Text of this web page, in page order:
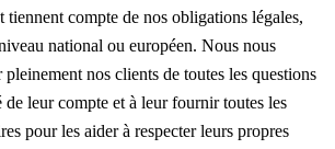
compte de nos obligations légales,
national ou européen. Nous nous
nos clients de toutes les questions
de leur compte et à leur fournir toutes les
pour les aider à respecter leurs propres